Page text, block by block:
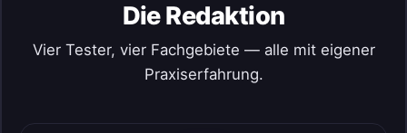
Die Redaktion
Vier Tester, vier Fachgebiete — alle mit eigener
Praxiserfahrung.